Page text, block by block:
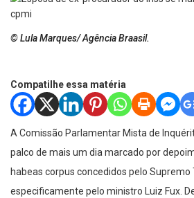
© Lula Marques/ Agência Braasil.
Compatilhe essa matéria
A Comissão Parlamentar Mista de
palco de mais um dia marcado por
habeas corpus concedidos pelo Supremo
especificamente pelo ministro Luiz Fux.